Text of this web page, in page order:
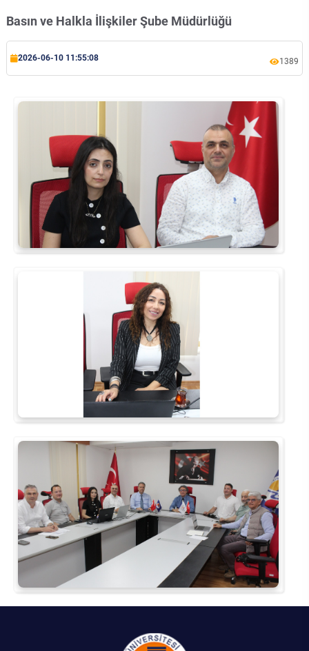
Basın ve Halkla İlişkiler Şube Müdürlüğü
2026-06-10 11:55:08 1389
Turizm Uygulama ve Araştırma Merkezi
Türkçe Öğretimi Uygulama ve Araştırma Merkezi
Uzaktan Eğitim Uygulama ve Araştırma Merkezi